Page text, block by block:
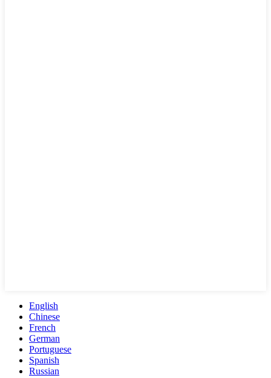
English
Chinese
French
German
Portuguese
Spanish
Russian